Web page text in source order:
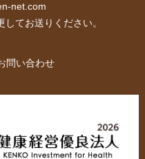
袋
net.com
てお送りください。
問い合わせ